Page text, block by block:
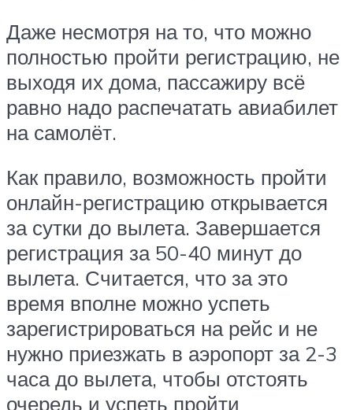
Даже несмотря на то, что можно
полностью пройти регистрацию, не
выходя их дома, пассажиру всё
равно надо распечатать авиабилет
на самолёт.
Как правило, возможность пройти
онлайн-регистрацию открывается
за сутки до вылета. Завершается
регистрация за 50-40 минут до
вылета. Считается, что за это
время вполне можно успеть
зарегистрироваться на рейс и не
нужно приезжать в аэропорт за 2-3
часа до вылета, чтобы отстоять
очередь и успеть пройти